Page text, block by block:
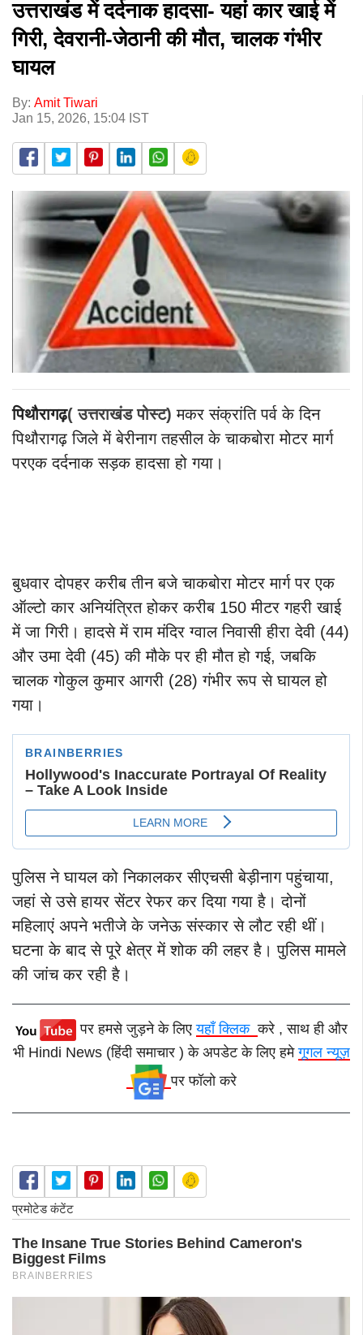
उत्तराखंड में दर्दनाक हादसा- यहां कार खाई में
गिरी, देवरानी-जेठानी की मौत, चालक गंभीर
घायल
By: Amit Tiwari
Jan 15, 2026, 15:04 IST
पिथौरागढ़(उत्तराखंड पोस्ट) मकर संक्रांति पर्व के दिन
पिथौरागढ़ जिले में बेरीनाग तहसील के चाकबोरा मोटर मार्ग
परएक दर्दनाक सड़क हादसा हो गया।
बुधवार दोपहर करीब तीन बजे चाकबोरा मोटर मार्ग पर एक
ऑल्टो कार अनियंत्रित होकर करीब 150 मीटर गहरी खाई
में जा गिरी। हादसे में राम मंदिर ग्वाल निवासी हीरा देवी (44)
और उमा देवी (45) की मौके पर ही मौत हो गई, जबकि
चालक गोकुल कुमार आगरी (28) गंभीर रूप से घायल हो
गया।
पुलिस ने घायल को निकालकर सीएचसी बेड़ीनाग पहुंचाया,
जहां से उसे हायर सेंटर रेफर कर दिया गया है। दोनों
महिलाएं अपने भतीजे के जनेऊ संस्कार से लौट रही थीं।
घटना के बाद से पूरे क्षेत्र में शोक की लहर है। पुलिस मामले
की जांच कर रही है।
पर हमसे जुड़ने के लिएयहाँ क्लिककरे , साथ ही और
भी Hindi News (हिंदी समाचार ) के अपडेट के लिए हमेगूगल न्यूज़
पर फॉलो करे